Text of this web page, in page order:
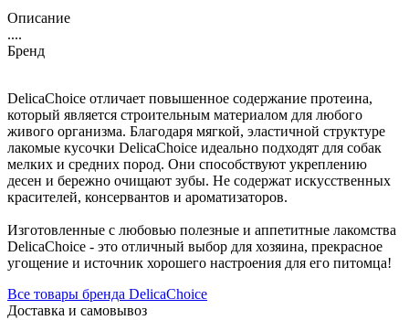
Описание
....
Бренд
DelicaChoice отличает повышенное содержание протеина,
который является строительным материалом для любого
живого организма. Благодаря мягкой, эластичной структуре
лакомые кусочки DelicaChoice идеально подходят для собак
мелких и средних пород. Они способствуют укреплению
десен и бережно очищают зубы. Не содержат искусственных
красителей, консервантов и ароматизаторов.
Изготовленные с любовью полезные и аппетитные лакомства
DelicaChoice - это отличный выбор для хозяина, прекрасное
угощение и источник хорошего настроения для его питомца!
Все товары бренда DelicaChoice
Доставка и самовывоз